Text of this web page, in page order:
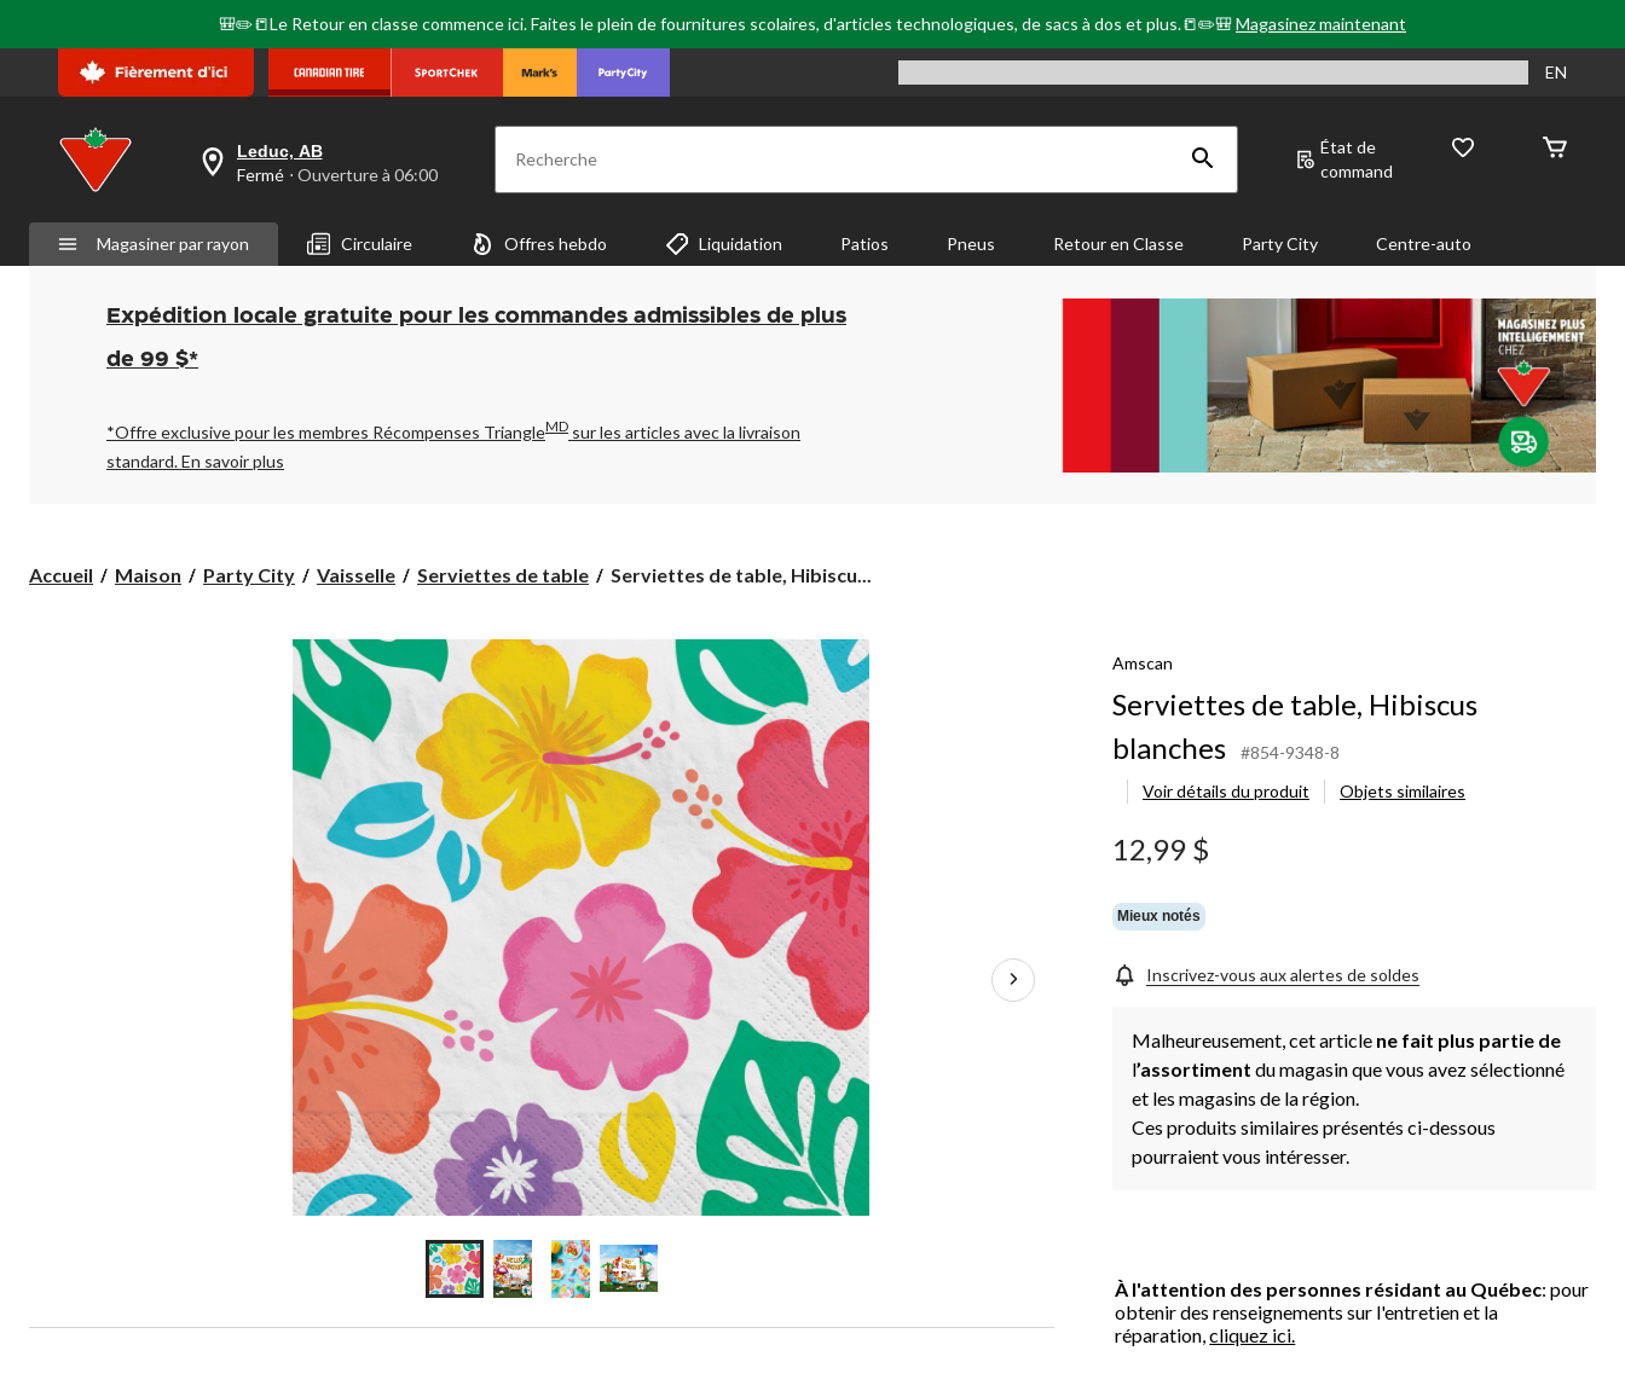
🎒✏️📒Le Retour en classe commence ici. Faites le plein de fournitures scolaires, d'articles technologiques, de sacs à dos et plus.📒✏️🎒Magasinez maintenant
EN
votre
est
Leduc,
AB,
Fermé,
Ouverture
à
pour
changer
Leduc, AB
Fermé ⋅ Ouverture à 06:00 Recherche
État de
command
Magasiner par rayon Circulaire Offres hebdo Liquidation Patios Pneus Retour en Classe Party City Centre-auto
Expédition locale gratuite pour les commandes admissibles de plus
de 99 $*
*Offre exclusive pour les membres Récompenses TriangleMD sur les articles avec la livraison
standard.En savoir plus
Accueil Maison Party City Vaisselle Serviettes de table
Serviettes
Hibiscus
blanches
Serviettes de table, Hibiscu...
+1
Amscan
Serviettes de table, Hibiscus
blanches
#854-9348-8
Voir détails du produit
Objets similaires
12,99 $
Mieux notés
Inscrivez-vous aux alertes de soldes
Malheureusement, cet article ne fait plus partie de
l’assortiment du magasin que vous avez sélectionné
et les magasins de la région.
Ces produits similaires présentés ci-dessous
pourraient vous intéresser.
À l'attention des personnes résidant au Québec: pour
obtenir des renseignements sur l'entretien et la
réparation,cliquez ici.